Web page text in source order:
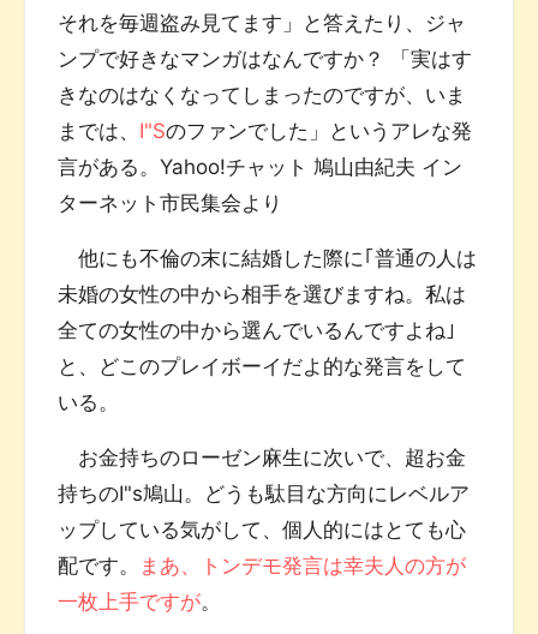
それを毎週盗み見てます」と答えたり、ジャ
ンプで好きなマンガはなんですか？ 「実はす
きなのはなくなってしまったのですが、いま
までは、 I"Sのファンでした」というアレな発
言がある。Yahoo!チャット 鳩山由紀夫 イン
ターネット市民集会より
他にも不倫の末に結婚した際に｢普通の人は
未婚の女性の中から相手を選びますね。私は
全ての女性の中から選んでいるんですよね｣
と、どこのプレイボーイだよ的な発言をして
いる。
お金持ちのローゼン麻生に次いで、超お金
持ちのI"s鳩山。どうも駄目な方向にレベルア
ップしている気がして、個人的にはとても心
配です。
まあ、トンデモ発言は幸夫人の方が
一枚上手ですが。